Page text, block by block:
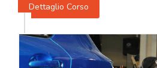
Dettaglio Corso